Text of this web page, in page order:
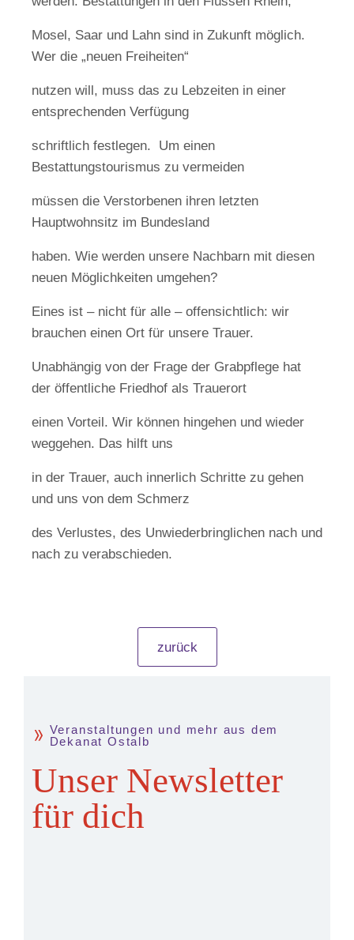
Mosel, Saar und Lahn sind in Zukunft möglich.
Wer die „neuen Freiheiten“
nutzen will, muss das zu Lebzeiten in einer
entsprechenden Verfügung
schriftlich festlegen. Um einen
Bestattungstourismus zu vermeiden
müssen die Verstorbenen ihren letzten
Hauptwohnsitz im Bundesland
haben. Wie werden unsere Nachbarn mit diesen
neuen Möglichkeiten umgehen?
Eines ist – nicht für alle – offensichtlich: wir
brauchen einen Ort für unsere Trauer.
Unabhängig von der Frage der Grabpflege hat
der öffentliche Friedhof als Trauerort
einen Vorteil. Wir können hingehen und wieder
weggehen. Das hilft uns
in der Trauer, auch innerlich Schritte zu gehen
und uns von dem Schmerz
des Verlustes, des Unwiederbringlichen nach und
nach zu verabschieden.
zurück
Veranstaltungen und mehr aus dem
Dekanat Ostalb
Unser Newsletter
für dich